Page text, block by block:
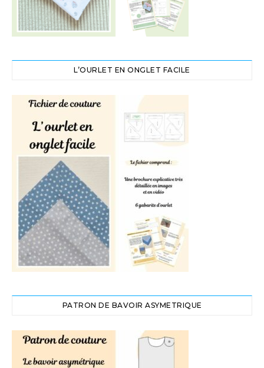
L’OURLET EN ONGLET FACILE
PATRON DE BAVOIR ASYMETRIQUE